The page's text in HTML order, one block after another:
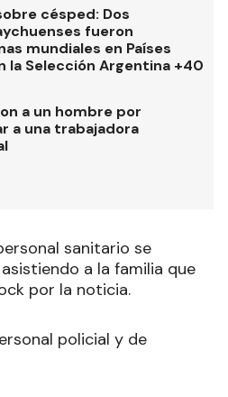
césped: Dos
fueron
mundiales en Países
la Selección Argentina +40
a un hombre por
a una trabajadora
sanitario se
a la familia que
por la noticia.
policial y de